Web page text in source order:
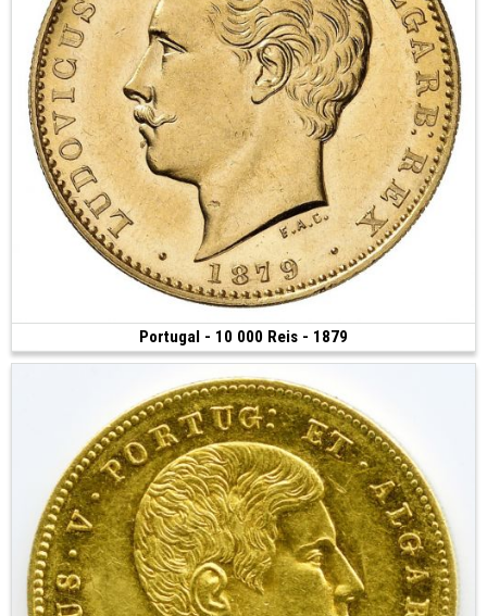
Portugal - 10 000 Reis - 1879
(1879 • Lisbonne • 17.76 g • 28 mm)